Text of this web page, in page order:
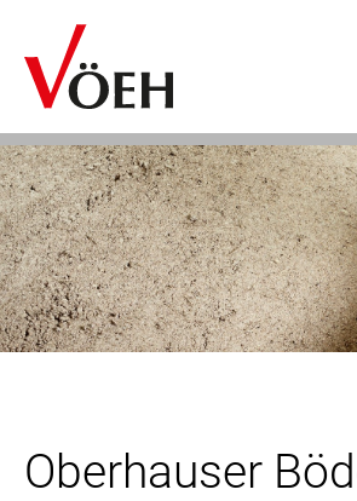
Oberhauser